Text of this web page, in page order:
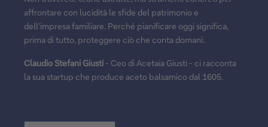
affrontare con lucidità le sfide del patrimonio e
dell’impresa familiare. Perché pianificare oggi significa,
prima di tutto, proteggere ciò che conta domani.
Claudio Stefani Giusti - Ceo di Acetaia Giusti - ci racconta
la sua startup che produce aceto balsamico dal 1605.
Riproduci